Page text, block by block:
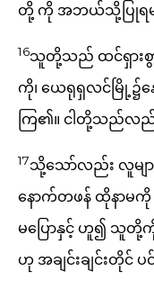
တို့ ကို အဘယ်သို့ပြုရမ
16သူတို့သည် ထင်ရှားစွ
ကို၊ ယေရုရှလင်မြို့၌
ကြ၏။ ငါတို့သည်လည်း
17သို့သော်လည်း လူများ
နောက်တဖန် ထိုနာမ
မပြောနှင့် ဟူ၍ သူတို့
ဟု အချင်းချင်းတိုင် ပင်